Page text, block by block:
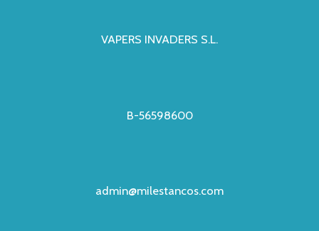
VAPERS INVADERS S.L.
B-56598600
admin@milestancos.com